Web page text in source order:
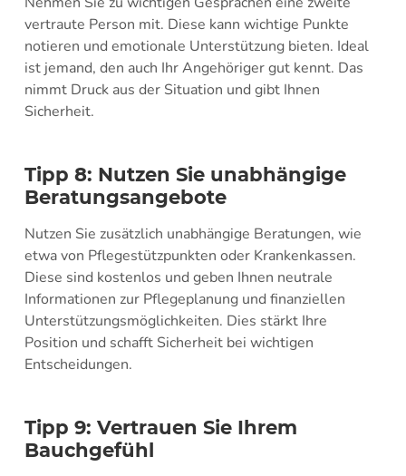
vertraute Person mit. Diese kann wichtige Punkte
notieren und emotionale Unterstützung bieten. Ideal
ist jemand, den auch Ihr Angehöriger gut kennt. Das
nimmt Druck aus der Situation und gibt Ihnen
Sicherheit.
Tipp 8: Nutzen Sie unabhängige
Beratungsangebote
Nutzen Sie zusätzlich unabhängige Beratungen, wie
etwa von Pflegestützpunkten oder Krankenkassen.
Diese sind kostenlos und geben Ihnen neutrale
Informationen zur Pflegeplanung und finanziellen
Unterstützungsmöglichkeiten. Dies stärkt Ihre
Position und schafft Sicherheit bei wichtigen
Entscheidungen.
Tipp 9: Vertrauen Sie Ihrem
Bauchgefühl